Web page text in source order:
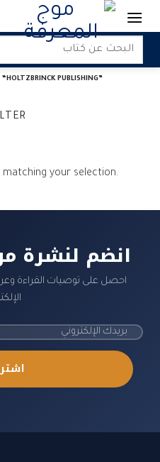
Search
“HOLTZBRINCK PUBLISHING”
your selection.
📬 انضم لنشرة
احصل على توصيات القراءة